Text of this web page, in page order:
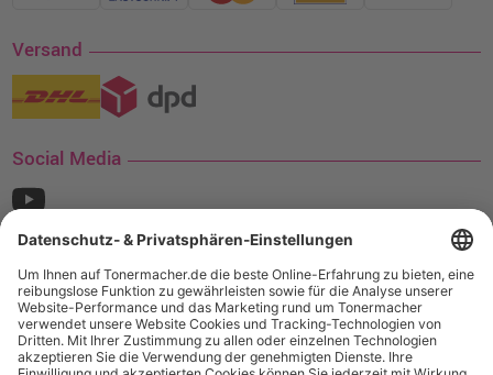
Versand
Social Media
¹ Nur gültig für den Versand innerhalb Deutschlands. Befindet sich ein Warenwert
von mindestens 35€ (inkl. Mwst.) an Ampertec Artikeln in Ihrem Warenkorb, ist der
Versand für Sie kostenfrei.